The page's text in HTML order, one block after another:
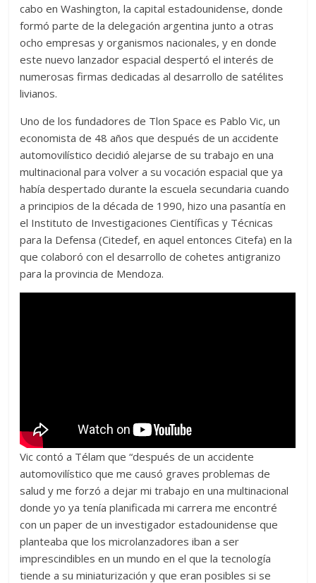
cabo en Washington, la capital estadounidense, donde
formó parte de la delegación argentina junto a otras
ocho empresas y organismos nacionales, y en donde
este nuevo lanzador espacial despertó el interés de
numerosas firmas dedicadas al desarrollo de satélites
livianos.
Uno de los fundadores de Tlon Space es Pablo Vic, un
economista de 48 años que después de un accidente
automovilístico decidió alejarse de su trabajo en una
multinacional para volver a su vocación espacial que ya
había despertado durante la escuela secundaria cuando
a principios de la década de 1990, hizo una pasantía en
el Instituto de Investigaciones Científicas y Técnicas
para la Defensa (Citedef, en aquel entonces Citefa) en la
que colaboró con el desarrollo de cohetes antigranizo
para la provincia de Mendoza.
Vic contó a Télam que “después de un accidente
automovilístico que me causó graves problemas de
salud y me forzó a dejar mi trabajo en una multinacional
donde yo ya tenía planificada mi carrera me encontré
con un paper de un investigador estadounidense que
planteaba que los microlanzadores iban a ser
imprescindibles en un mundo en el que la tecnología
tiende a su miniaturización y que eran posibles si se